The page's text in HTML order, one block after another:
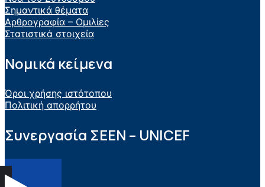
Σημαντικά θέματα
Αρθρογραφία – Ομιλίες
Στατιστικά στοιχεία
Νομικά κείμενα
Όροι χρήσης ιστότοπου
Πολιτική απορρήτου
Συνεργασία ΣEEN – UNICEF